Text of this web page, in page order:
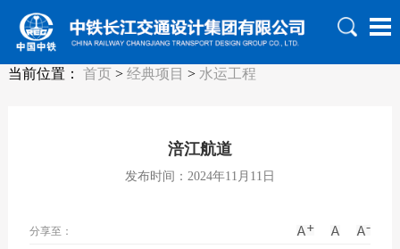
当前位置： 首页> 经典项目 > 水运工程
涪江航道
发布时间：2024年11月11日
分享至：